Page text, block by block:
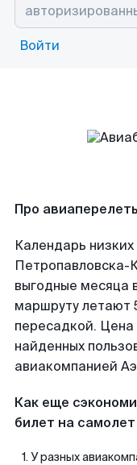
Войти
Про
Календарь
Петропавловска-
выгодные месяца
маршруту летают
пересадкой. Цена
найденных
авиакомпанией
Как еще
билет на
У разных